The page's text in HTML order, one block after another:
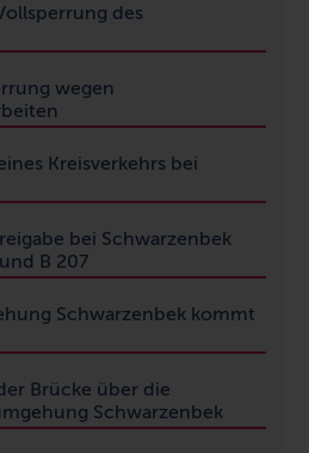
des
wegen
Kreisverkehrs bei
bei Schwarzenbek
B 207
Schwarzenbek kommt
Brücke über die
Schwarzenbek